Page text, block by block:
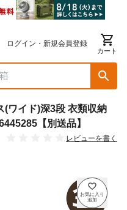
ログイン・新規会員登録
カート
(ワイド)深3段 衣類収納
【別送品】
レビューを書く